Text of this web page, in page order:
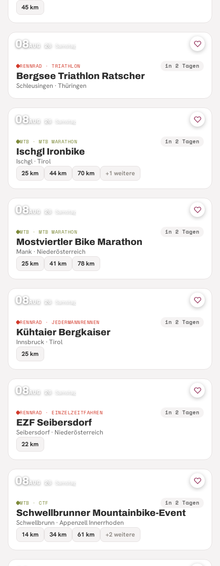
45 km
08AUG 26 Samstag
RENNRAD · TRIATHLON in 2 Tagen
Bergsee Triathlon Ratscher
Schleusingen · Thüringen
08AUG 26 Samstag
MTB · MTB MARATHON in 2 Tagen
Ischgl Ironbike
Ischgl · Tirol
25 km
44 km 70 km +1 weitere
08AUG 26 Samstag
MTB · MTB MARATHON in 2 Tagen
Mostviertler Bike Marathon
Mank · Niederösterreich
25 km
41 km 78 km
08AUG 26 Samstag
RENNRAD · JEDERMANNRENNEN in 2 Tagen
Kühtaier Bergkaiser
Innsbruck · Tirol
25 km
08AUG 26 Samstag
RENNRAD · EINZELZEITFAHREN in 2 Tagen
EZF Seibersdorf
Seibersdorf · Niederösterreich
22 km
08AUG 26 Samstag
MTB · CTF in 2 Tagen
Schwellbrunner Mountainbike-Event
Schwellbrunn · Appenzell Innerrhoden
14 km
34 km 61 km +2 weitere